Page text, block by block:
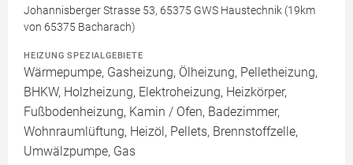
Johannisberger Strasse 53, 65375 GWS Haustechnik (19km
von 65375 Bacharach)
HEIZUNG SPEZIALGEBIETE
Wärmepumpe, Gasheizung, Ölheizung, Pelletheizung,
BHKW, Holzheizung, Elektroheizung, Heizkörper,
Fußbodenheizung, Kamin / Ofen, Badezimmer,
Wohnraumlüftung, Heizöl, Pellets, Brennstoffzelle,
Umwälzpumpe, Gas